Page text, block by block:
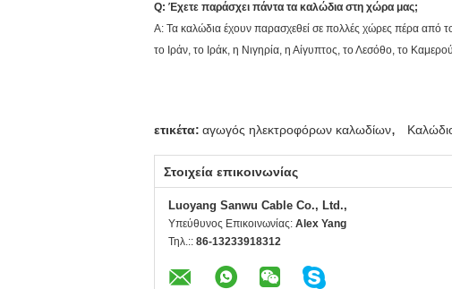
Q: Έχετε παράσχει πάντα τα καλώδια στη χώρα μας;
Α: Τα καλώδια έχουν παρασχεθεί σε πολλές χώρες πέρα από
το Ιράν, το Ιράκ, η Νιγηρία, η Αίγυπτος, το Λεσόθο, το
ετικέτα: αγωγός ηλεκτροφόρων καλωδίων,
Στοιχεία επικοινωνίας
Luoyang Sanwu Cable Co., Ltd.,
Υπεύθυνος Επικοινωνίας: Alex Yang
Τηλ.:: 86-13233918312